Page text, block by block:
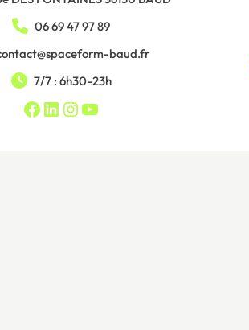
06 69 47 97 89
baud.fr
7/7 : 6h30-23h
https://www.facebook.com/
https://www.linkedin.com/
Instagram
YouTube